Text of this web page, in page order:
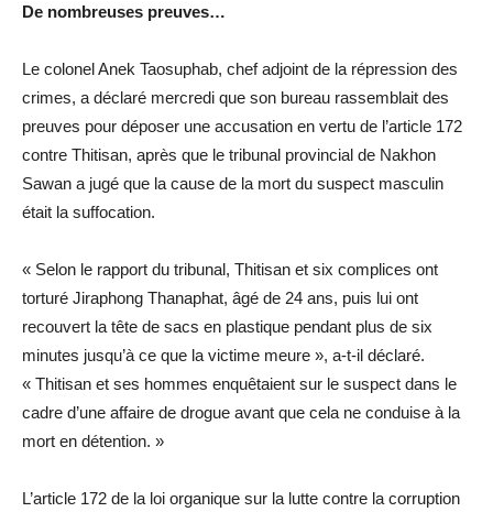
De nombreuses preuves…
Le colonel Anek Taosuphab, chef adjoint de la répression des
crimes, a déclaré mercredi que son bureau rassemblait des
preuves pour déposer une accusation en vertu de l’article 172
contre Thitisan, après que le tribunal provincial de Nakhon
Sawan a jugé que la cause de la mort du suspect masculin
était la suffocation.
« Selon le rapport du tribunal, Thitisan et six complices ont
torturé Jiraphong Thanaphat, âgé de 24 ans, puis lui ont
recouvert la tête de sacs en plastique pendant plus de six
minutes jusqu’à ce que la victime meure », a-t-il déclaré.
« Thitisan et ses hommes enquêtaient sur le suspect dans le
cadre d’une affaire de drogue avant que cela ne conduise à la
mort en détention. »
L’article 172 de la loi organique sur la lutte contre la corruption